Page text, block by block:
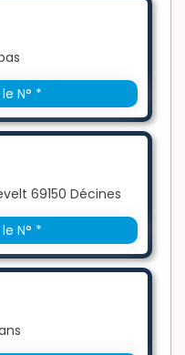
N° *
69150 Décines
N° *